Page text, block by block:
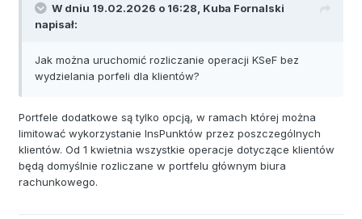
W dniu 19.02.2026 o 16:28, Kuba Fornalski
napisał:
Jak można uruchomić rozliczanie operacji KSeF bez
wydzielania porfeli dla klientów?
Portfele dodatkowe są tylko opcją, w ramach której można
limitować wykorzystanie InsPunktów przez poszczególnych
klientów. Od 1 kwietnia wszystkie operacje dotyczące klientów
będą domyślnie rozliczane w portfelu głównym biura
rachunkowego.